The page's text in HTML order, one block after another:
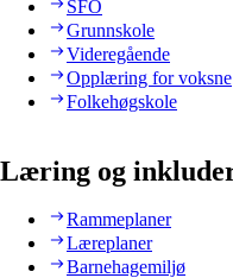
SFO
Grunnskole
Videregående
Opplæring for voksne
Folkehøgskole
Læring og
Rammeplaner
Læreplaner
Barnehagemiljø